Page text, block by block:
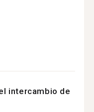
intercambio de